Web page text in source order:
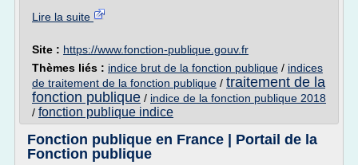
Lire la suite
Site : https://www.fonction-publique.gouv.fr
Thèmes liés : indice brut de la fonction publique / indices
de traitement de la fonction publique / traitement de la
fonction publique / indice de la fonction publique 2018
/ fonction publique indice
Fonction publique en France | Portail de la
Fonction publique